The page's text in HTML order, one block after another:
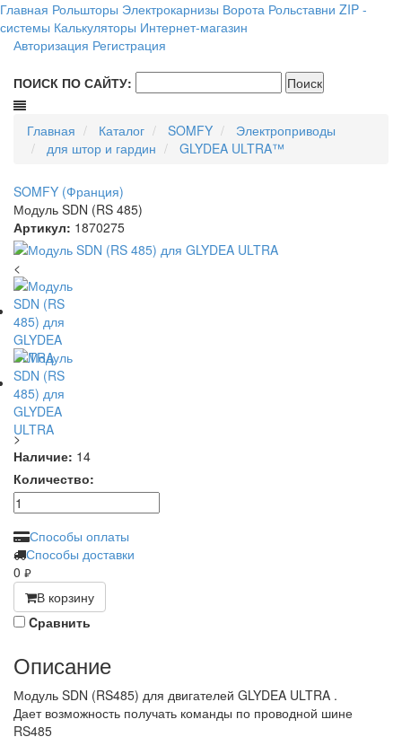
Главная Рольшторы Электрокарнизы Ворота Рольставни ZIP -
системы Калькуляторы Интернет-магазин
Авторизация Регистрация
ПОИСК ПО САЙТУ:
Главная Каталог SOMFY
Электроприводы
для штор и гардин
GLYDEA ULTRA™
SOMFY (Франция)
Модуль SDN (RS 485)
Артикул: 1870275
<
>
Наличие: 14
Количество:
Способы оплаты
Способы доставки
0 руб.
В корзину
Cравнить
Описание
Модуль SDN (RS485) для двигателей GLYDEA ULTRA .
Дает возможность получать команды по проводной шине
RS485